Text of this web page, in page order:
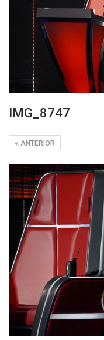
IMG_8747
ANTERIOR